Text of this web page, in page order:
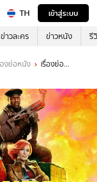
TH
เข้าสู่ระบบ
ข่าวละคร ข่าวหนัง รี
องย่อหนัง
เรื่องย่อ